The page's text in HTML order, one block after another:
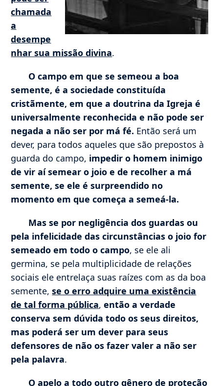
chamada
a
desempe
nhar sua missão divina.
O campo em que se semeou a boa
semente, é a sociedade constituída
cristãmente, em que a doutrina da Igreja é
universalmente reconhecida e não pode ser
negada a não ser por má fé. Então será um
dever, para todos aqueles que são prepostos à
guarda do campo, impedir o homem inimigo
de vir aí semear o joio e de recolher a má
semente, se ele é surpreendido no
momento em que começa a semeá-la.
Mas se por negligência dos guardas ou
pela infelicidade das circunstâncias o joio for
semeado em todo o campo, se ele ali
germina, se pela multiplicidade de relações
sociais ele entrelaça suas raízes com as da boa
semente,se o erro adquire uma existência
de tal forma pública,então a verdade
conserva sem dúvida todo os seus direitos,
mas poderá ser um dever para seus
defensores de não os fazer valer a não ser
pela palavra.
O apelo a todo outro gênero de proteção